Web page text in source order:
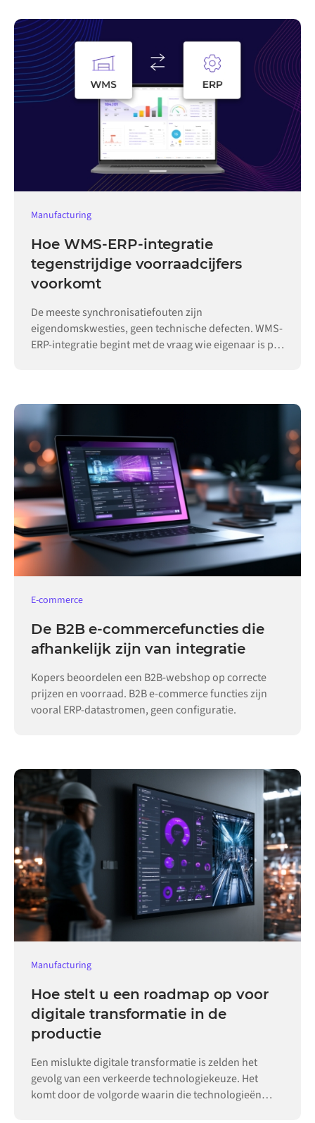
Manufacturing
Hoe WMS-ERP-integratie
tegenstrijdige voorraadcijfers
voorkomt
De meeste synchronisatiefouten zijn
eigendomskwesties, geen technische defecten. WMS-
ERP-integratie begint met de vraag wie eigenaar is per
E-commerce
De B2B e-commercefuncties die
afhankelijk zijn van integratie
Kopers beoordelen een B2B-webshop op correcte
prijzen en voorraad. B2B e-commerce functies zijn
vooral ERP-datastromen, geen configuratie.
Manufacturing
Hoe stelt u een roadmap op voor
digitale transformatie in de
productie
Een mislukte digitale transformatie is zelden het
gevolg van een verkeerde technologiekeuze. Het
komt door de volgorde waarin die technologieën